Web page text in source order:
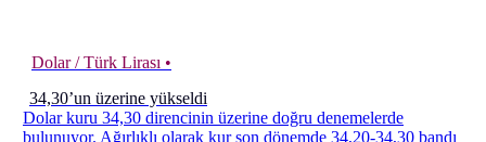
Dolar / Türk Lirası •
34,30’un üzerine yükseldi
Dolar kuru 34,30 direncinin üzerine doğru denemelerde
bulunuyor. Ağırlıklı olarak kur son dönemde 34,20-34,30 bandı